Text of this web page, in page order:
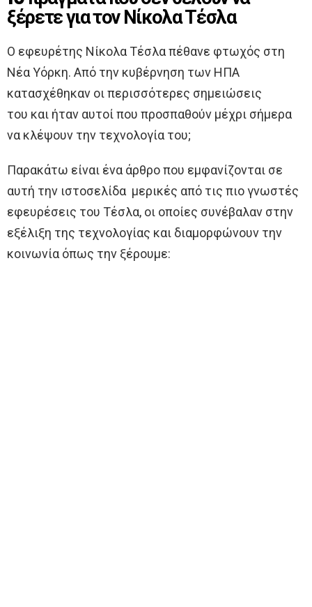
ξέρετε για τον Νίκολα Τέσλα
Ο εφευρέτης Νίκολα Τέσλα πέθανε φτωχός στη
Νέα Υόρκη. Από την κυβέρνηση των ΗΠΑ
κατασχέθηκαν οι περισσότερες σημειώσεις
του και ήταν αυτοί που προσπαθούν μέχρι σήμερα
να κλέψουν την τεχνολογία του;
Παρακάτω είναι ένα άρθρο που εμφανίζονται σε
αυτή την ιστοσελίδα μερικές από τις πιο γνωστές
εφευρέσεις του Τέσλα, οι οποίες συνέβαλαν στην
εξέλιξη της τεχνολογίας και διαμορφώνουν την
κοινωνία όπως την ξέρουμε: